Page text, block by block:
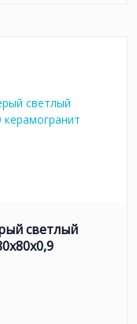
светлый